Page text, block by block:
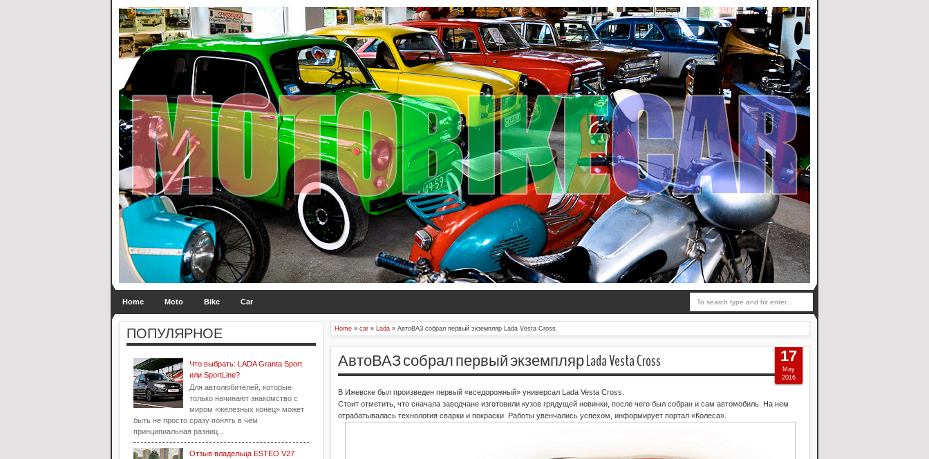
Home Moto Bike Car
Home » car » Lada » АвтоВАЗ собрал первый экземпляр Lada Vesta Cross
АвтоВАЗ собрал первый экземпляр Lada Vesta Cross
В Ижевске был произведен первый «вседорожный» универсал Lada Vesta Cross.
Стоит отметить, что сначала заводчане изготовили кузов грядущей новинки, после чего был собран и сам автомобиль. На нем
отрабатывалась технология сварки и покраски. Работы увенчались успехом, информирует портал «Колеса».
17
May
2016
ПОПУЛЯРНОЕ
Что выбрать: LADA Granta Sport
или SportLine?
Для автолюбителей, которые
только начинают знакомство с
миром «железных конец» может
быть не просто сразу понять в чём
принципиальная разниц...
Отзыв владельца ESTEO V27